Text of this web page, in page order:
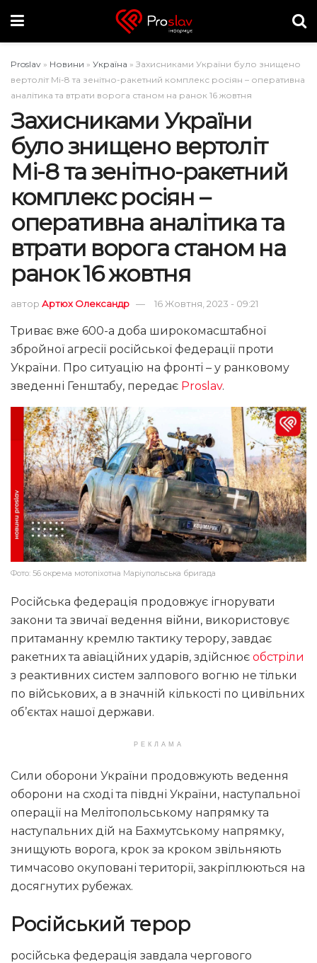
Proslav » Новини » Україна » Захисниками України було знищено
вертоліт Мі-8 та зенітно-ракетний комплекс росіян – оперативна
аналітика та втрати ворога станом на ранок 16 жовтня
Захисниками України
було знищено вертоліт
Мі-8 та зенітно-ракетний
комплекс росіян –
оперативна аналітика та
втрати ворога станом на
ранок 16 жовтня
автор Артюх Олександр 16 Жовтня, 2023 - 09:21
Триває вже 600-а доба широкомасштабної
збройної агресії російської федерації проти
України. Про ситуацію на фронті – у ранковому
зведенні Генштабу, передає Proslav.
Фото: 56 окрема мотопіхотна Маріупольська бригада
Російська федерація продовжує ігнорувати
закони та звичаї ведення війни, використовує
притаманну кремлю тактику терору, завдає
ракетних та авіаційних ударів, здійснює обстріли
з реактивних систем залпового вогню не тільки
по військових, а в значній кількості по цивільних
об’єктах нашої держави.
РЕКЛАМА
Сили оборони України продовжують ведення
оборони на сході та півдні України, наступальної
операції на Мелітопольському напрямку та
наступальних дій на Бахмутському напрямку,
знищують ворога, крок за кроком звільняють
тимчасово окуповані території, закріплюються на
досягнутих рубежах.
Російський терор
російська федерація завдала чергового